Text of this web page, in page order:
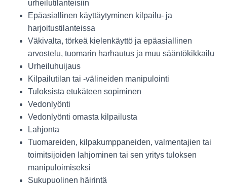
urheilutilanteisiin
Epäasiallinen käyttäytyminen kilpailu- ja
harjoitustilanteissa
Väkivalta, törkeä kielenkäyttö ja epäasiallinen
arvostelu, tuomarin harhautus ja muu sääntökikkailu
Urheiluhuijaus
Kilpailutilan tai -välineiden manipulointi
Tuloksista etukäteen sopiminen
Vedonlyönti
Vedonlyönti omasta kilpailusta
Lahjonta
Tuomareiden, kilpakumppaneiden, valmentajien tai
toimitsijoiden lahjominen tai sen yritys tuloksen
manipuloimiseksi
Sukupuolinen häirintä